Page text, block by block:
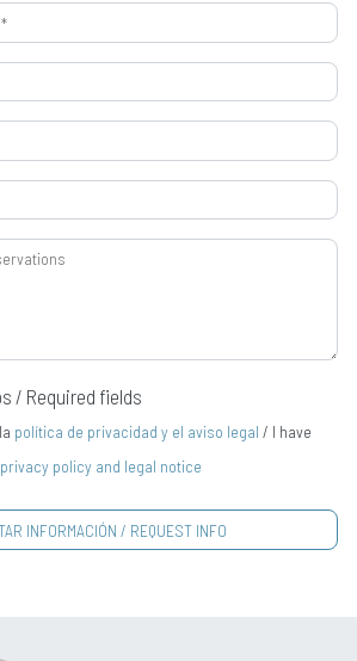
/ Required fields
política de privacidad y el aviso legal / I have
privacy policy and legal notice